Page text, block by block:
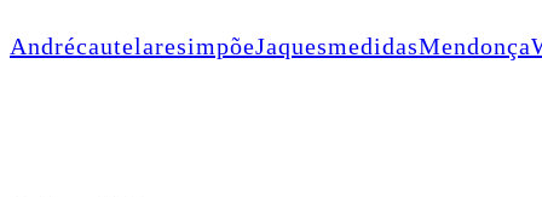
AndrécautelaresimpõeJaquesmedidasMendonça